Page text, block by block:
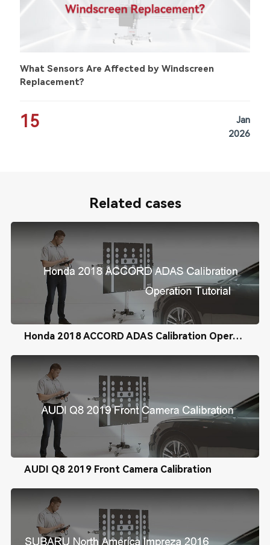
What Sensors Are Affected by Windscreen
Replacement?
15
Jan
2026
Related cases
Honda 2018 ACCORD ADAS Calibration Operation Tutorial
AUDI Q8 2019 Front Camera Calibration